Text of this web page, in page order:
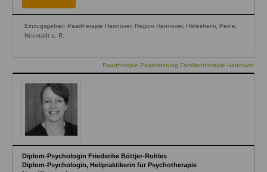
Einzugsgebiet: Paartherapie Hannover, Region Hannover, Hildesheim, Peine,
Neustadt a. R.
Paartherapie Paarberatung Familientherapie Hannover
Diplom-Psychologin Friederike Böttjer-Rohles
Diplom-Psychologin, Heilpraktikerin für Psychotherapie